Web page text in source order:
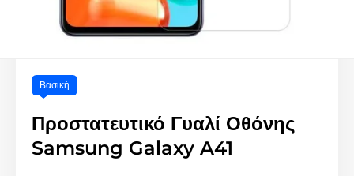
Βασική
Προστατευτικό Γυαλί Οθόνης
Samsung Galaxy A41